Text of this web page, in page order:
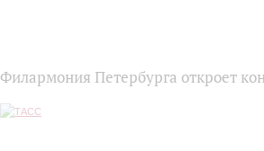
Филармония Петербурга откроет